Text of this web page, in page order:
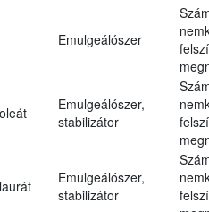
Emulgeálószer
Emulgeálószer,
stabilizátor
Emulgeálószer,
stabilizátor